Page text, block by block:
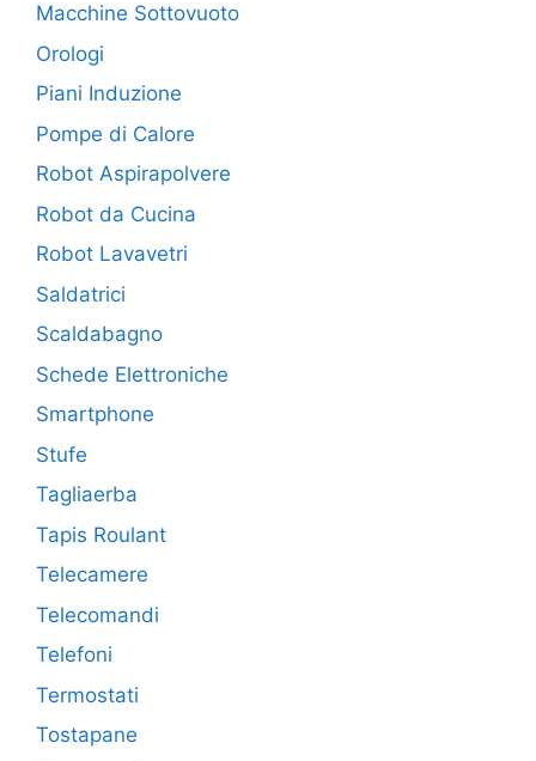
Macchine Sottovuoto
Orologi
Piani Induzione
Pompe di Calore
Robot Aspirapolvere
Robot da Cucina
Robot Lavavetri
Saldatrici
Scaldabagno
Schede Elettroniche
Smartphone
Stufe
Tagliaerba
Tapis Roulant
Telecamere
Telecomandi
Telefoni
Termostati
Tostapane